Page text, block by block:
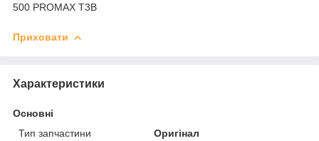
500 PROMAX T3B
Приховати
Характеристики
Основні
Тип запчастини
Оригінал